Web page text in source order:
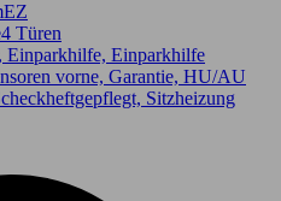
EZ
4 Türen
Einparkhilfe, Einparkhilfe
vorne, Garantie, HU/AU
Sitzheizung